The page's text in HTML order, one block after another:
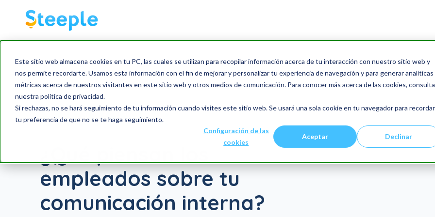
Este sitio web almacena cookies en tu PC, las cuales se utilizan para recopilar información acerca de tu interacción con nuestro sitio web y
nos permite recordarte. Usamos esta información con el fin de mejorar y personalizar tu experiencia de navegación y para generar analíticas
métricas acerca de nuestros visitantes en este sitio web y otros medios de comunicación. Para conocer más acerca de las cookies, consulta
nuestra política de privacidad.
Si rechazas, no se hará seguimiento de tu información cuando visites este sitio web. Se usará una sola cookie en tu navegador para recordar
tu preferencia de que no se te haga seguimiento.
Configuración de las
cookies
Aceptar Declinar
ENCUESTA:
empleados sobre tu
comunicación interna?